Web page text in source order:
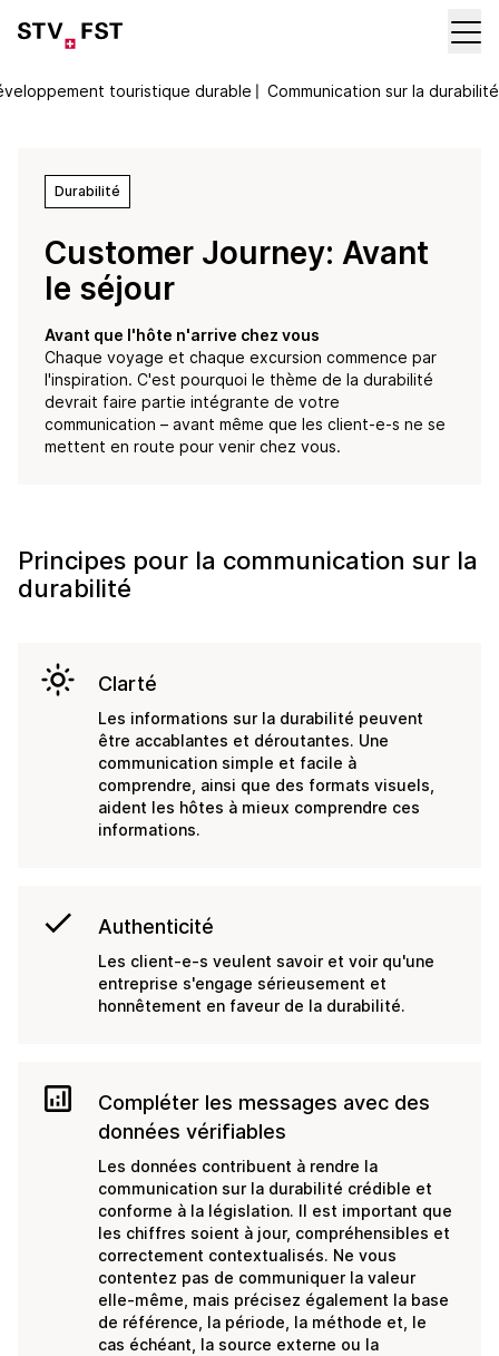
touristique durable〡 Communication sur la durabilité
Durabilité
Customer Journey: Avant
le séjour
Avant que l'hôte n'arrive chez vous
Chaque voyage et chaque excursion commence par
l'inspiration. C'est pourquoi le thème de la durabilité
devrait faire partie intégrante de votre
communication – avant même que les client-e-s ne se
mettent en route pour venir chez vous.
Principes pour la communication sur la
durabilité
light_mode Clarté
Les informations sur la durabilité peuvent
être accablantes et déroutantes. Une
communication simple et facile à
comprendre, ainsi que des formats visuels,
aident les hôtes à mieux comprendre ces
informations.
done Authenticité
Les client-e-s veulent savoir et voir qu'une
entreprise s'engage sérieusement et
honnêtement en faveur de la durabilité.
analytics
Compléter les messages avec des
données vérifiables
Les données contribuent à rendre la
communication sur la durabilité crédible et
conforme à la législation. Il est important que
les chiffres soient à jour, compréhensibles et
correctement contextualisés. Ne vous
contentez pas de communiquer la valeur
elle-même, mais précisez également la base
de référence, la période, la méthode et, le
cas échéant, la source externe ou la